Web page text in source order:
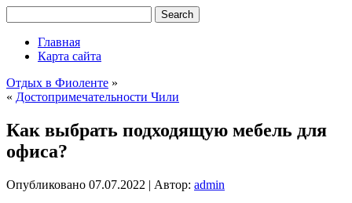
Главная
Карта сайта
Отдых в Фиоленте »
« Достопримечательности Чили
Как выбрать подходящую мебель для
офиса?
Опубликовано 07.07.2022 | Автор: admin